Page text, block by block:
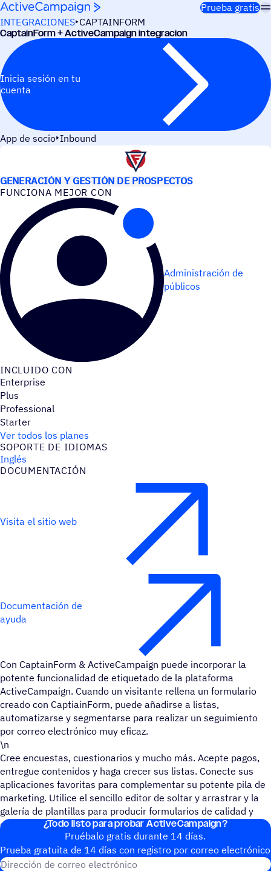
Saltar al contenido
Prueba gratis
INTEGRACIONES CAPTAINFORM
Captain­Form + ActiveCampaign integracion
Inicia sesión en tu
cuenta
App de socio Inbound
GENERACIÓN Y GESTIÓN DE PROSPECTOS
FUNCIONA MEJOR CON
Administración de
públicos
INCLUIDO CON
Enterprise
Plus
Professional
Starter
Ver todos los planes
SOPORTE DE IDIOMAS
Inglés
DOCU­MEN­TA­CIÓN
Visita el sitio web
Documentación de
ayuda
Con CaptainForm & ActiveCampaign puede incorporar la
potente funcionalidad de etiquetado de la plataforma
ActiveCampaign. Cuando un visitante rellena un formulario
creado con CaptiainForm, puede añadirse a listas,
automatizarse y segmentarse para realizar un seguimiento
por correo electrónico muy eficaz.
\n
Cree encuestas, cuestionarios y mucho más. Acepte pagos,
entregue contenidos y haga crecer sus listas. Conecte sus
aplicaciones favoritas para complementar su potente pila de
marketing. Utilice el sencillo editor de soltar y arrastrar y la
galería de plantillas para producir formularios de calidad y
convertibles.¿Todo listo para probar ActiveCampaign?
Pruébalo gratis durante 14 días.
Prueba gratuita de 14 días con regis­tro por correo electrónico
Dirección de correo electrónico